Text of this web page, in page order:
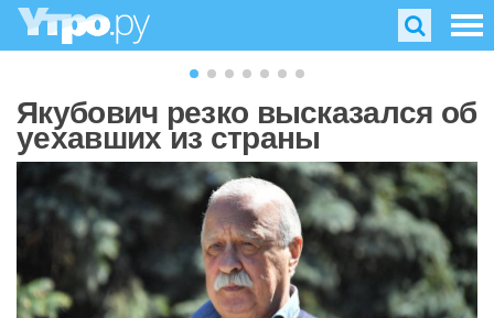
Якубович резко высказался об
уехавших из страны